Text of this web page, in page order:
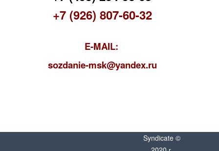
+7 (926) 807-60-32
E-MAIL:
sozdanie-msk@yandex.ru
Syndicate ©